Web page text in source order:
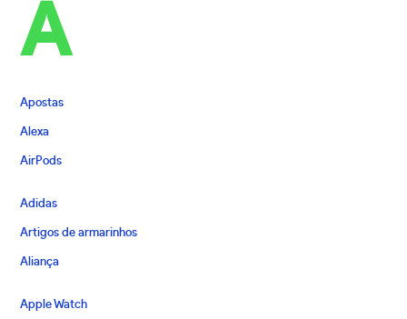
A
Apostas
Alexa
AirPods
Adidas
Artigos de armarinhos
Aliança
Apple Watch